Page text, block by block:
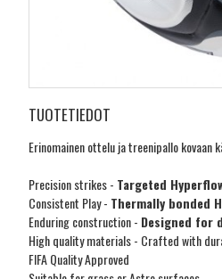
TUOTETIEDOT
Erinomainen ottelu ja treenipallo kovaan
Precision strikes - Targeted
Consistent Play - Thermally bonded
Enduring construction - Designed for
High quality materials - Crafted with
FIFA Quality Approved